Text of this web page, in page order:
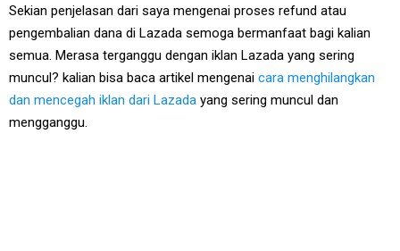
Sekian penjelasan dari saya mengenai proses refund atau
pengembalian dana di Lazada semoga bermanfaat bagi kalian
semua. Merasa terganggu dengan iklan Lazada yang sering
muncul? kalian bisa baca artikel mengenai cara menghilangkan
dan mencegah iklan dari Lazada yang sering muncul dan
mengganggu.